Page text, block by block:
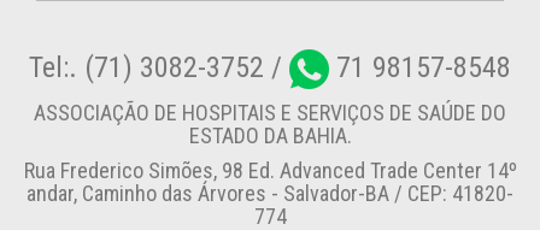
Tel:. (71) 3082-3752 / 71 98157-8548
ASSOCIAÇÃO DE HOSPITAIS E SERVIÇOS DE SAÚDE DO
ESTADO DA BAHIA.
Rua Frederico Simões, 98 Ed. Advanced Trade Center 14º
andar, Caminho das Árvores - Salvador-BA / CEP: 41820-
774